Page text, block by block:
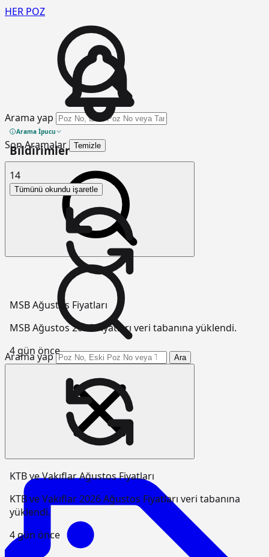
HER POZ
Arama yap
Arama İpucu
Son Aramalar Temizle
Arama yap Ara
Bildirimler
14
Tümünü okundu işaretle
MSB Ağustos Fiyatları
MSB Ağustos 2026 Fiyatları veri tabanına yüklendi.
4 gün önce
KTB ve Vakıflar Ağustos Fiyatları
KTB ve Vakıflar 2026 Ağustos Fiyatları veri tabanına
yüklendi.
4 gün önce